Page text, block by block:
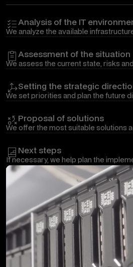
Analysis of the IT
We analyze the available
Assessment of the situation
We assess the current state, risks
Setting the strategic
We set priorities and plan the future
Proposal of solutions
We offer the most suitable solutions
Next steps
If necessary, we help plan the
maintenance.